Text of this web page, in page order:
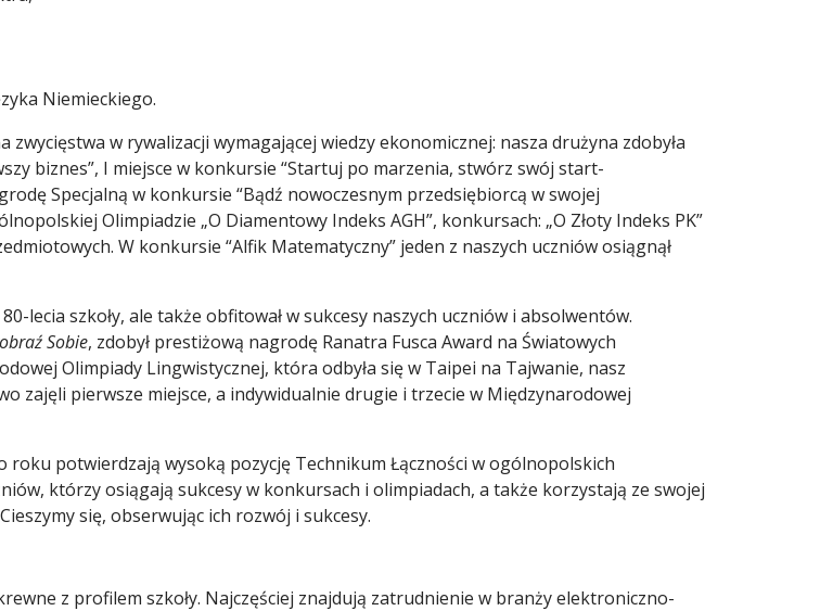
Niemieckiego.
w rywalizacji wymagającej wiedzy ekonomicznej: nasza drużyna zdobyła
biznes”, I miejsce w konkursie “Startuj po marzenia, stwórz swój start-
Specjalną w konkursie “Bądź nowoczesnym przedsiębiorcą w swojej
Olimpiadzie „O Diamentowy Indeks AGH”, konkursach: „O Złoty Indeks PK”
W konkursie “Alfik Matematyczny” jeden z naszych uczniów osiągnął
lecia szkoły, ale także obfitował w sukcesy naszych uczniów i absolwentów.
Sobie, zdobył prestiżową nagrodę Ranatra Fusca Award na Światowych
Olimpiady Lingwistycznej, która odbyła się w Taipei na Tajwanie, nasz
zajęli pierwsze miejsce, a indywidualnie drugie i trzecie w Międzynarodowej
roku potwierdzają wysoką pozycję Technikum Łączności w ogólnopolskich
którzy osiągają sukcesy w konkursach i olimpiadach, a także korzystają ze swojej
się, obserwując ich rozwój i sukcesy.
z profilem szkoły. Najczęściej znajdują zatrudnienie w branży elektroniczno-